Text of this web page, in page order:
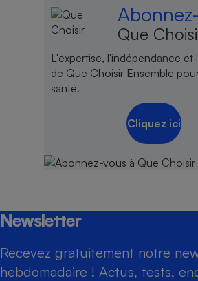
Que
L'expertise, l'indépendance et
de Que Choisir Ensemble
santé.
Cliquez ici
Newsletter
Recevez gratuitement notre
hebdomadaire ! Actus, tests,